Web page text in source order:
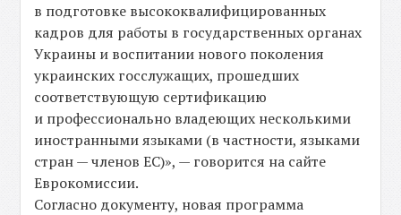
в подготовке высококвалифицированных
кадров для работы в государственных органах
Украины и воспитании нового поколения
украинских госслужащих, прошедших
соответствующую сертификацию
и профессионально владеющих несколькими
иностранными языками (в частности, языками
стран — членов ЕС)», — говорится на сайте
Еврокомиссии.
Согласно документу, новая программа